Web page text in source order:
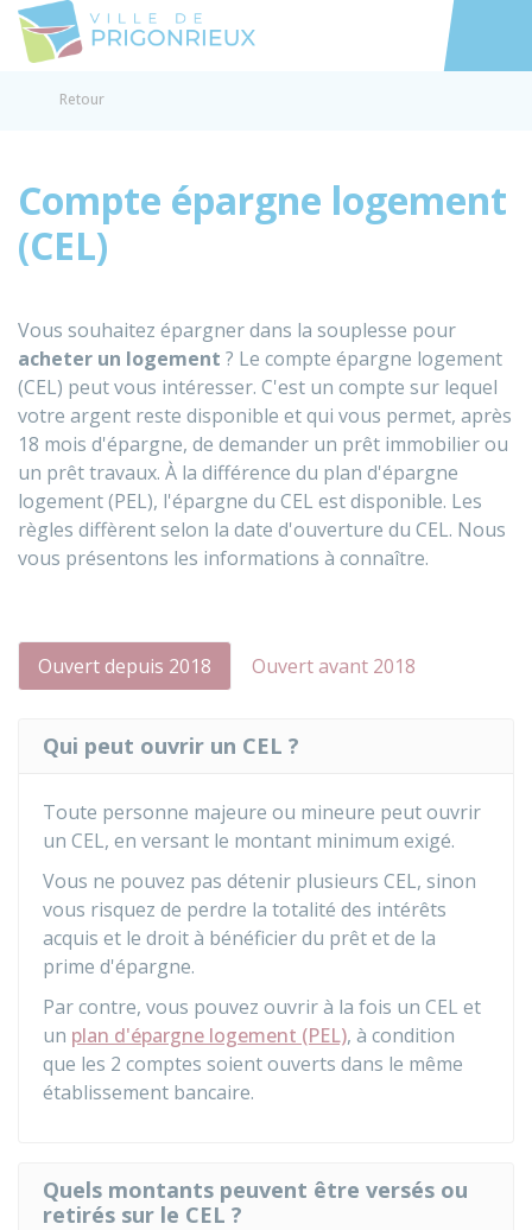
Accéder
Retour
Compte épargne logement
(CEL)
Vous souhaitez épargner dans la souplesse pour
acheter un logement ? Le compte épargne logement
(CEL) peut vous intéresser. C'est un compte sur lequel
votre argent reste disponible et qui vous permet, après
18 mois d'épargne, de demander un prêt immobilier ou
un prêt travaux. À la différence du plan d'épargne
logement (PEL), l'épargne du CEL est disponible. Les
règles diffèrent selon la date d'ouverture du CEL. Nous
vous présentons les informations à connaître.
Ouvert depuis 2018 Ouvert avant 2018
Qui peut ouvrir un CEL ?
Toute personne majeure ou mineure peut ouvrir
un CEL, en versant le montant minimum exigé.
Vous ne pouvez pas détenir plusieurs CEL, sinon
vous risquez de perdre la totalité des intérêts
acquis et le droit à bénéficier du prêt et de la
prime d'épargne.
Par contre, vous pouvez ouvrir à la fois un CEL et
un plan d'épargne logement (PEL), à condition
que les 2 comptes soient ouverts dans le même
établissement bancaire.
Quels montants peuvent être versés ou
retirés sur le CEL ?